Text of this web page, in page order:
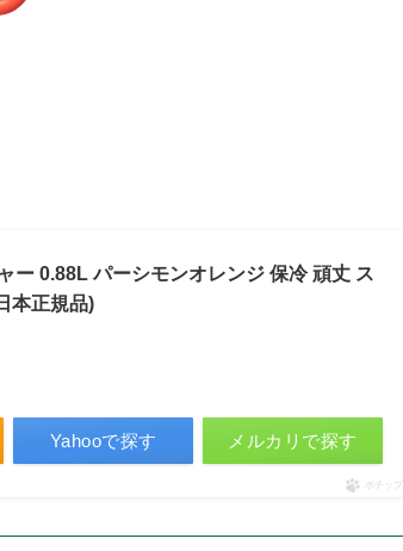
ー 0.88L パーシモンオレンジ 保冷 頑丈 ス
本正規品)
Yahooで探す メルカリで探す
ポチップ